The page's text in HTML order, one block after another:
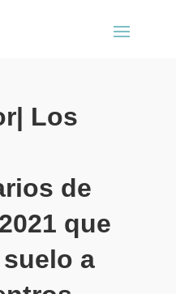
Los
de
que
a